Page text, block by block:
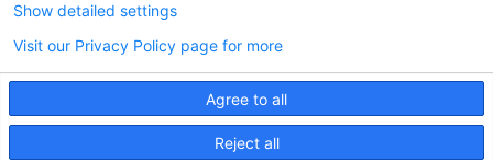
Zertifiziert als qualifiziertes Unternehmen für
öffentliche Aufträge durch das ABZ Bayern
im Auftrag der IHK und Handwerks-
kammern in Bayern
Agree to all
Reject all
Show detailed settings
Visit our Privacy Policy page for more